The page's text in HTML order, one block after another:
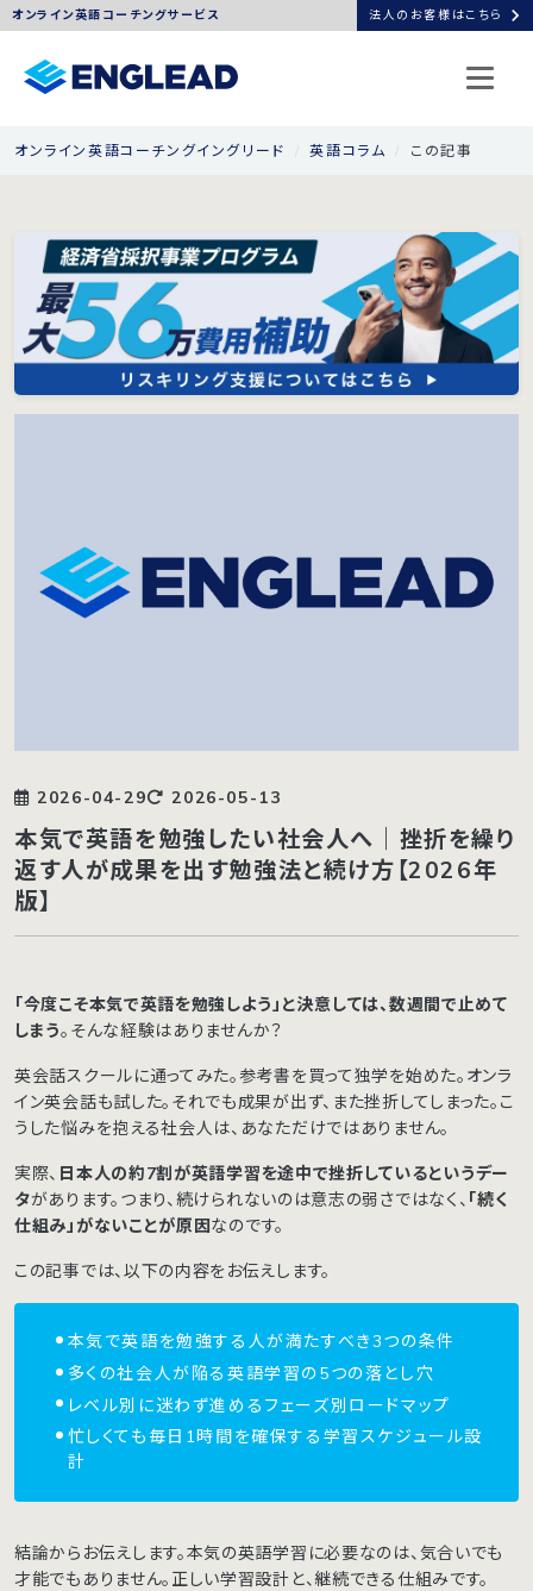
オンライン英語コーチングサービス 法人のお客様はこちら chevron_right
オンライン英語コーチングイングリード 英語コラム この記事
2026-04-29 2026-05-13
本気で英語を勉強したい社会人へ｜挫折を繰り
返す人が成果を出す勉強法と続け方【2026年
版】
「今度こそ本気で英語を勉強しよう」と決意しては、数週間で止めて
しまう。そんな経験はありませんか？
英会話スクールに通ってみた。参考書を買って独学を始めた。オンラ
イン英会話も試した。それでも成果が出ず、また挫折してしまった。こ
うした悩みを抱える社会人は、あなただけではありません。
実際、 日本人の約7割が英語学習を途中で挫折しているというデー
タがあります。つまり、続けられないのは意志の弱さではなく、 「続く
仕組み」がないことが原因なのです。
この記事では、以下の内容をお伝えします。
本気で英語を勉強する人が満たすべき3つの条件
多くの社会人が陥る英語学習の5つの落とし穴
レベル別に迷わず進めるフェーズ別ロードマップ
忙しくても毎日1時間を確保する学習スケジュール設
計
結論からお伝えします。本気の英語学習に必要なのは、気合いでも
才能でもありません。正しい学習設計と、継続できる仕組みです。